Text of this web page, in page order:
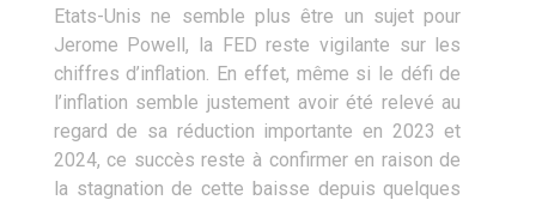
Etats-Unis ne semble plus être un sujet pour
Jerome Powell, la FED reste vigilante sur les
chiffres d’inflation. En effet, même si le défi de
l’inflation semble justement avoir été relevé au
regard de sa réduction importante en 2023 et
2024, ce succès reste à confirmer en raison de
la stagnation de cette baisse depuis quelques